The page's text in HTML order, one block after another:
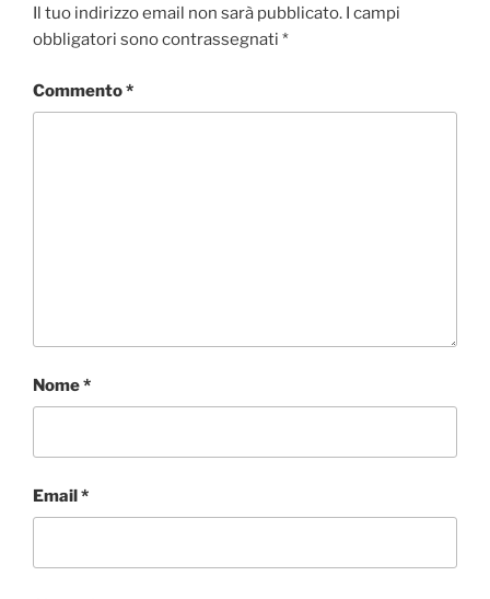
o
o
e
r
d
I
A
p
v
i
Il tuo indirizzo email non sarà pubblicato. I campi
obbligatori sono contrassegnati *
Commento*
Nome*
Email*